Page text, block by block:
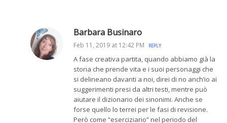
Barbara Businaro
Feb 11, 2019 at 12:42 PM REPLY
A fase creativa partita, quando abbiamo già la
storia che prende vita e i suoi personaggi che
si delineano davanti a noi, direi di no anch’io ai
suggerimenti presi da altri testi, mentre può
aiutare il dizionario dei sinonimi. Anche se
forse quello lo terrei per le fasi di revisione.
Però come “eserciziario” nel periodo del